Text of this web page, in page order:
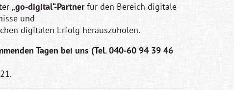
„go-digital“-Partnerfür den Bereich digitale
und
digitalen Erfolg herauszuholen.
Tagen bei uns (Tel. 040-60 94 39 46